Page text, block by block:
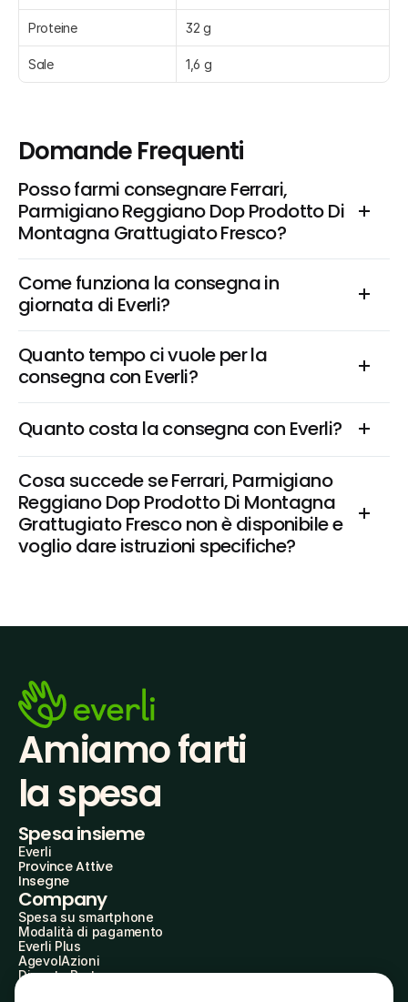
Proteine 32 g
Sale 1,6 g
Domande Frequenti
Posso farmi consegnare Ferrari,
Parmigiano Reggiano Dop Prodotto Di
Montagna Grattugiato Fresco?
Come funziona la consegna in
giornata di Everli?
Quanto tempo ci vuole per la
consegna con Everli?
Quanto costa la consegna con Everli?
Cosa succede se Ferrari, Parmigiano
Reggiano Dop Prodotto Di Montagna
Grattugiato Fresco non è disponibile e
voglio dare istruzioni specifiche?
Amiamo farti
la spesa
Spesa insieme
Everli
Province Attive
Insegne
Company
Spesa su smartphone
Modalità di pagamento
Everli Plus
AgevolAzioni
Diventa Partner